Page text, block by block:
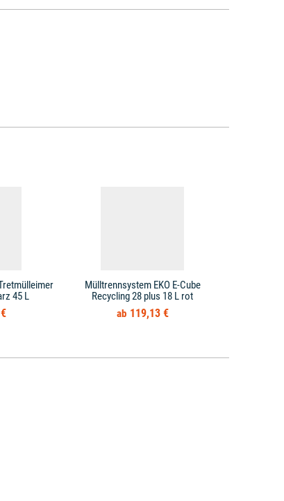
45 L
Mülltrennsystem EKO E-Cube
Recycling 28 plus 18 L rot
119,13 €